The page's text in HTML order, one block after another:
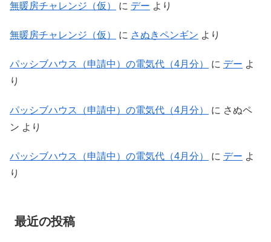
無暖房チャレンジ（仮） に デー より
無暖房チャレンジ（仮） に さぬきペンギン より
パッシブハウス（申請中）の電気代（4月分） に デー よ
り
パッシブハウス（申請中）の電気代（4月分） に さぬペ
ン より
パッシブハウス（申請中）の電気代（4月分） に デー よ
り
最近の投稿